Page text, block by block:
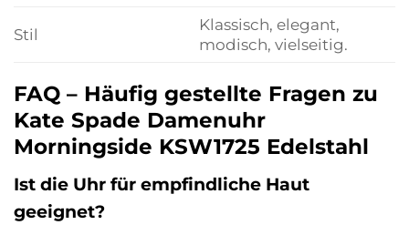
Stil
Klassisch, elegant,
modisch, vielseitig.
FAQ – Häufig gestellte Fragen zu
Kate Spade Damenuhr
Morningside KSW1725 Edelstahl
Ist die Uhr für empfindliche Haut
geeignet?